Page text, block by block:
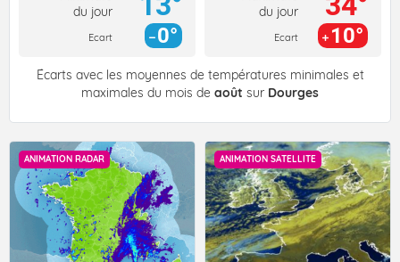
du jour
Ecart 0°
du jour
Ecart 10°
Écarts avec les moyennes de températures minimales et
maximales du mois de août sur Dourges
ANIMATION RADAR ANIMATION SATELLITE